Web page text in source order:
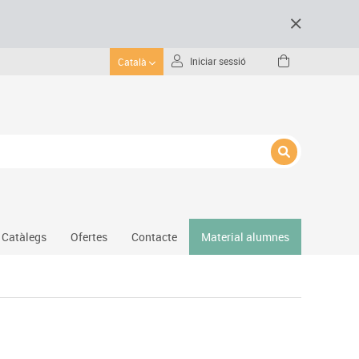
Català Iniciar sessió
Catàlegs Ofertes Contacte Material alumnes